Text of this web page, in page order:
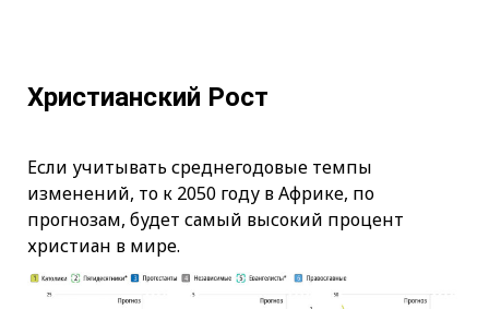
Христианский Рост
Если учитывать среднегодовые темпы
изменений, то к 2050 году в Африке, по
прогнозам, будет самый высокий процент
христиан в мире.